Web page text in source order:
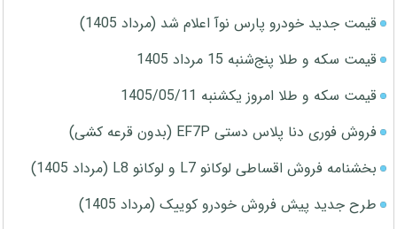
قیمت جدید خودرو پارس نوآ اعلام شد (مرداد 1405)
قیمت سکه و طلا پنج‌شنبه 15 مرداد 1405
قیمت سکه و طلا امروز یکشنبه 1405/05/11
فروش فوری دنا پلاس دستی EF7P (بدون قرعه کشی)
بخشنامه فروش اقساطی لوکانو L7 و لوکانو L8 (مرداد 1405)
طرح جدید پیش فروش خودرو کوییک (مرداد 1405)